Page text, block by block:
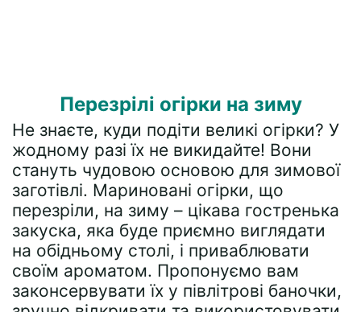
Перезрілі огірки на зиму
Не знаєте, куди подіти великі огірки? У
жодному разі їх не викидайте! Вони
стануть чудовою основою для зимової
заготівлі. Мариновані огірки, що
перезріли, на зиму – цікава гостренька
закуска, яка буде приємно виглядати
на обідньому столі, і приваблювати
своїм ароматом. Пропонуємо вам
законсервувати їх у півлітрові баночки,